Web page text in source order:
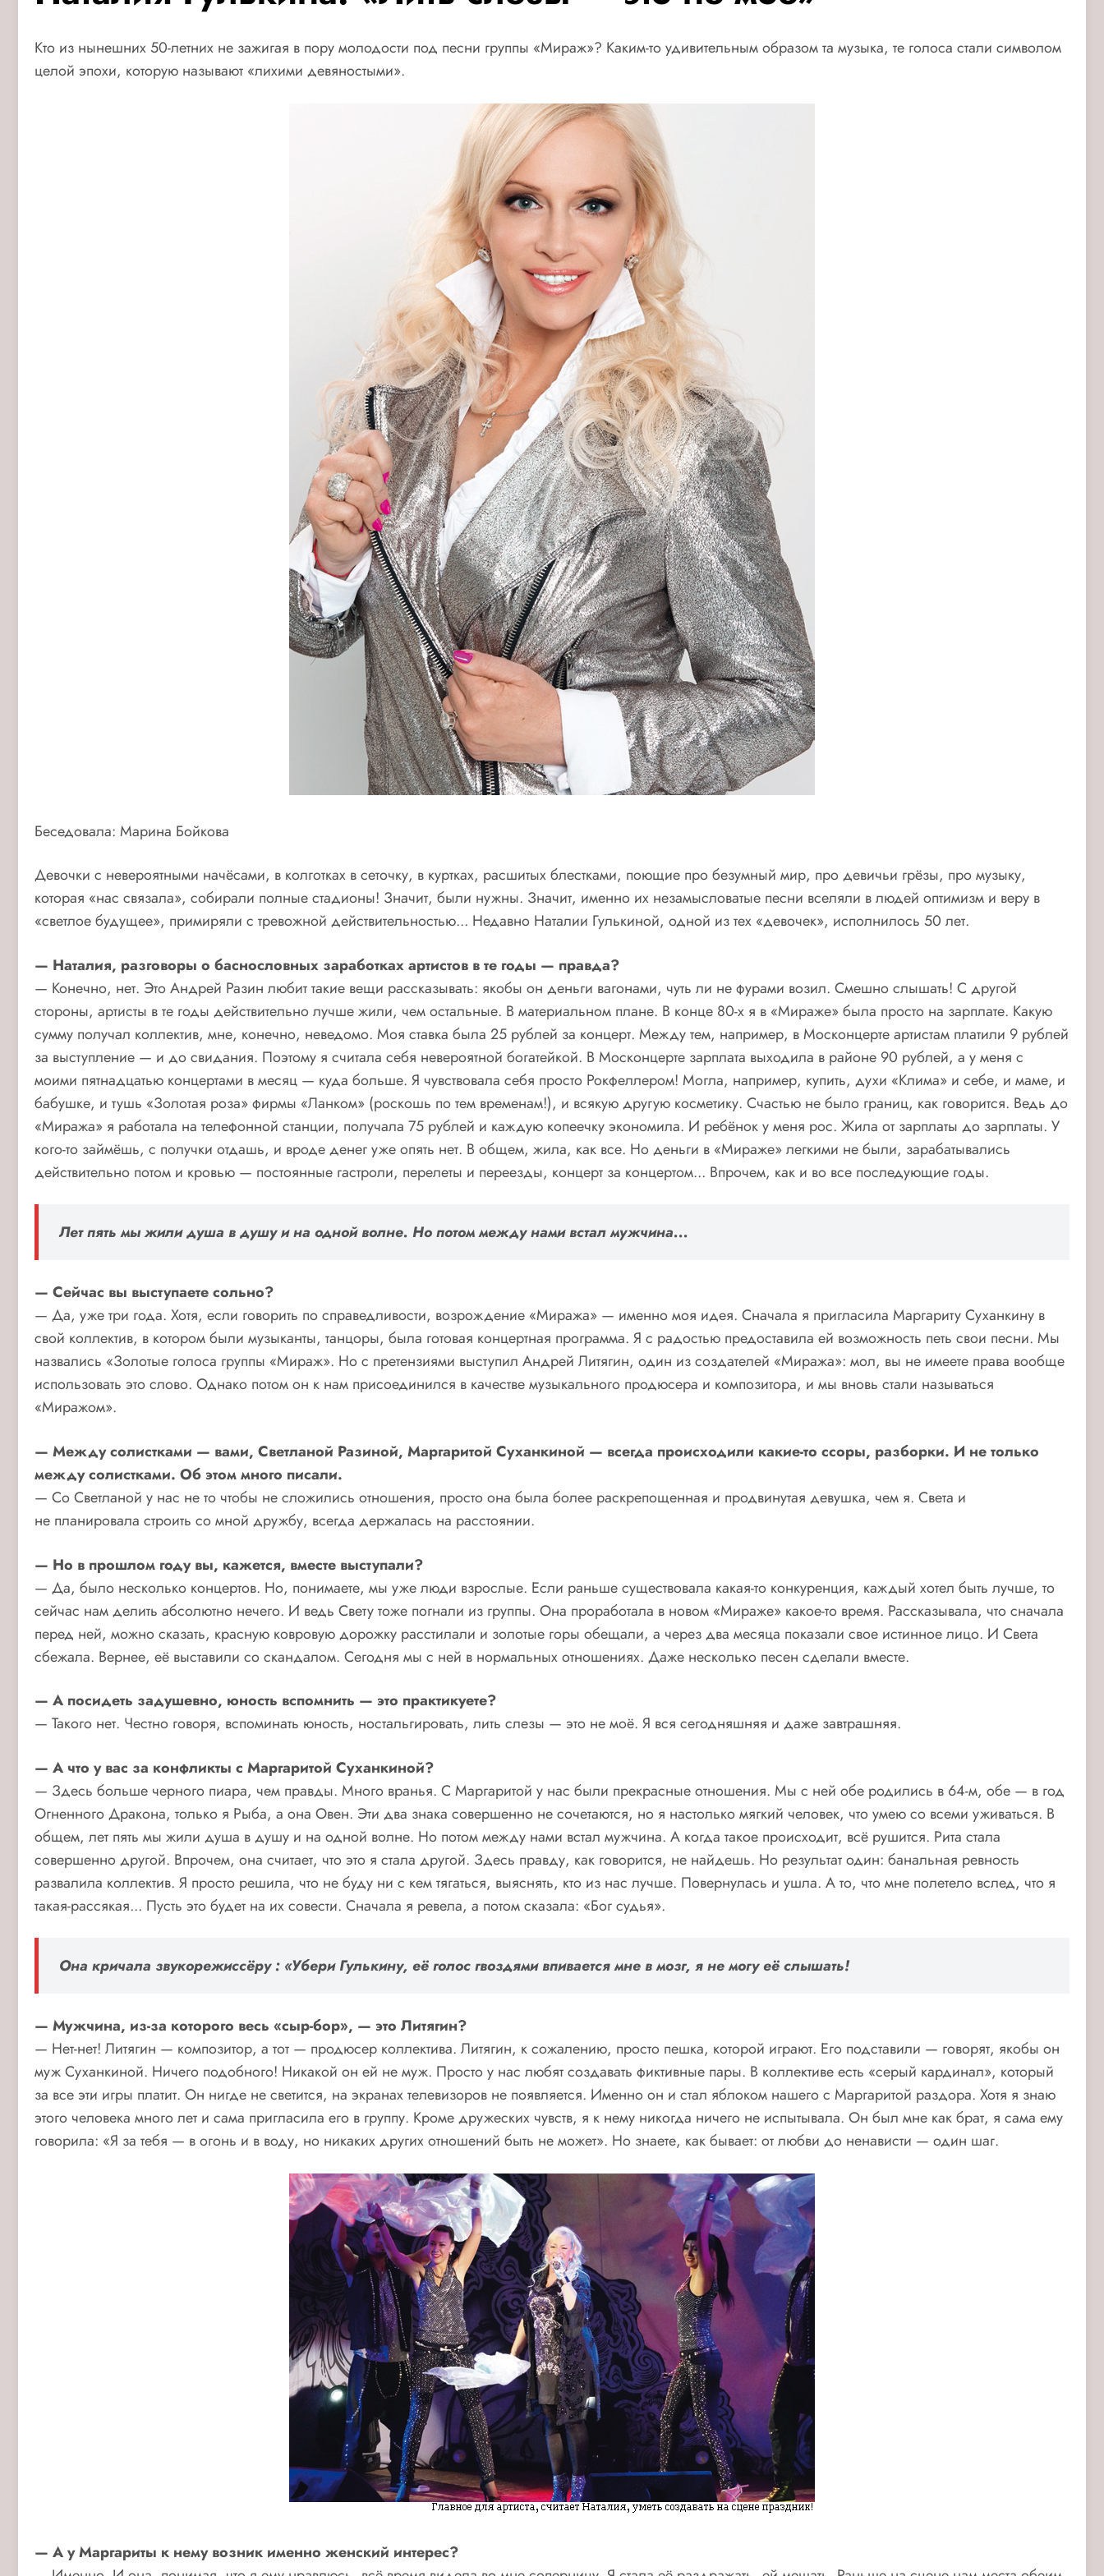
Кто из нынешних 50-летних не зажигая в пору молодости под песни группы «Мираж»? Каким-то удивительным образом та музыка, те голоса стали символом
целой эпохи, которую называют «лихими девяностыми».
Беседовала: Марина Бойкова
Девочки с невероятными начёсами, в колготках в сеточку, в куртках, расшитых блестками, поющие про безумный мир, про девичьи грёзы, про музыку,
которая «нас связала», собирали полные стадионы! Значит, были нужны. Значит, именно их незамысловатые песни вселяли в людей оптимизм и веру в
«светлое будущее», примиряли с тревожной действительностью... Недавно Наталии Гулькиной, одной из тех «девочек», исполнилось 50 лет.
— Наталия, разговоры о баснословных заработках артистов в те годы — правда?
— Конечно, нет. Это Андрей Разин любит такие вещи рассказывать: якобы он деньги вагонами, чуть ли не фурами возил. Смешно слышать! С другой
стороны, артисты в те годы действительно лучше жили, чем остальные. В материальном плане. В конце 80-х я в «Мираже» была просто на зарплате. Какую
сумму получал коллектив, мне, конечно, неведомо. Моя ставка была 25 рублей за концерт. Между тем, например, в Москонцерте артистам платили 9 рублей
за выступление — и до свидания. Поэтому я считала себя невероятной богатейкой. В Москонцерте зарплата выходила в районе 90 рублей, а у меня с
моими пятнадцатью концертами в месяц — куда больше. Я чувствовала себя просто Рокфеллером! Могла, например, купить, духи «Клима» и себе, и маме, и
бабушке, и тушь «Золотая роза» фирмы «Ланком» (роскошь по тем временам!), и всякую другую косметику. Счастью не было границ, как говорится. Ведь до
«Миража» я работала на телефонной станции, получала 75 рублей и каждую копеечку экономила. И ребёнок у меня рос. Жила от зарплаты до зарплаты. У
кого-то займёшь, с получки отдашь, и вроде денег уже опять нет. В общем, жила, как все. Но деньги в «Мираже» легкими не были, зарабатывались
действительно потом и кровью — постоянные гастроли, перелеты и переезды, концерт за концертом... Впрочем, как и во все последующие годы.
Лет пять мы жили душа в душу и на одной волне. Но потом между нами встал мужчина...
— Сейчас вы выступаете сольно?
— Да, уже три года. Хотя, если говорить по справедливости, возрождение «Миража» — именно моя идея. Сначала я пригласила Маргариту Суханкину в
свой коллектив, в котором были музыканты, танцоры, была готовая концертная программа. Я с радостью предоставила ей возможность петь свои песни. Мы
назвались «Золотые голоса группы «Мираж». Но с претензиями выступил Андрей Литягин, один из создателей «Миража»: мол, вы не имеете права вообще
использовать это слово. Однако потом он к нам присоединился в качестве музыкального продюсера и композитора, и мы вновь стали называться
«Миражом».
— Между солистками — вами, Светланой Разиной, Маргаритой Суханкиной — всегда происходили какие-то ссоры, разборки. И не только
между солистками. Об этом много писали.
— Со Светланой у нас не то чтобы не сложились отношения, просто она была более раскрепощенная и продвинутая девушка, чем я. Света и
не планировала строить со мной дружбу, всегда держалась на расстоянии.
— Но в прошлом году вы, кажется, вместе выступали?
— Да, было несколько концертов. Но, понимаете, мы уже люди взрослые. Если раньше существовала какая-то конкуренция, каждый хотел быть лучше, то
сейчас нам делить абсолютно нечего. И ведь Свету тоже погнали из группы. Она проработала в новом «Мираже» какое-то время. Рассказывала, что сначала
перед ней, можно сказать, красную ковровую дорожку расстилали и золотые горы обещали, а через два месяца показали свое истинное лицо. И Света
сбежала. Вернее, её выставили со скандалом. Сегодня мы с ней в нормальных отношениях. Даже несколько песен сделали вместе.
— А посидеть задушевно, юность вспомнить — это практикуете?
— Такого нет. Честно говоря, вспоминать юность, ностальгировать, лить слезы — это не моё. Я вся сегодняшняя и даже завтрашняя.
— А что у вас за конфликты с Маргаритой Суханкиной?
— Здесь больше черного пиара, чем правды. Много вранья. С Маргаритой у нас были прекрасные отношения. Мы с ней обе родились в 64-м, обе — в год
Огненного Дракона, только я Рыба, а она Овен. Эти два знака совершенно не сочетаются, но я настолько мягкий человек, что умею со всеми уживаться. В
общем, лет пять мы жили душа в душу и на одной волне. Но потом между нами встал мужчина. А когда такое происходит, всё рушится. Рита стала
совершенно другой. Впрочем, она считает, что это я стала другой. Здесь правду, как говорится, не найдешь. Но результат один: банальная ревность
развалила коллектив. Я просто решила, что не буду ни с кем тягаться, выяснять, кто из нас лучше. Повернулась и ушла. А то, что мне полетело вслед, что я
такая-рассякая... Пусть это будет на их совести. Сначала я ревела, а потом сказала: «Бог судья».
Она кричала звукорежиссёру : «Убери Гулькину, её голос гвоздями впивается мне в мозг, я не могу её слышать!
— Мужчина, из-за которого весь «сыр-бор», — это Литягин?
— Нет-нет! Литягин — композитор, а тот — продюсер коллектива. Литягин, к сожалению, просто пешка, которой играют. Его подставили — говорят, якобы он
муж Суханкиной. Ничего подобного! Никакой он ей не муж. Просто у нас любят создавать фиктивные пары. В коллективе есть «серый кардинал», который
за все эти игры платит. Он нигде не светится, на экранах телевизоров не появляется. Именно он и стал яблоком нашего с Маргаритой раздора. Хотя я знаю
этого человека много лет и сама пригласила его в группу. Кроме дружеских чувств, я к нему никогда ничего не испытывала. Он был мне как брат, я сама ему
говорила: «Я за тебя — в огонь и в воду, но никаких других отношений быть не может». Но знаете, как бывает: от любви до ненависти — один шаг.
— А у Маргариты к нему возник именно женский интерес?